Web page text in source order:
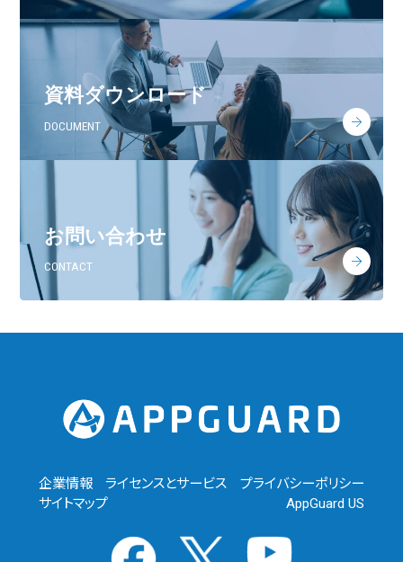
資料ダウンロード
DOCUMENT
お問い合わせ
CONTACT
企業情報 ライセンスとサービス
プライバシーポリシー
サイトマップ
AppGuard US